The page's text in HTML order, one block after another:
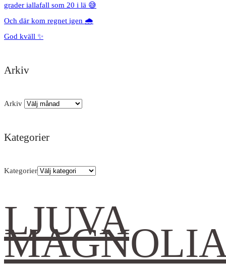
grader iallafall som 20 i lä 😅
Och där kom regnet igen 🌧️
God kväll ✨
Arkiv
Arkiv
Kategorier
Kategorier
LJUVA